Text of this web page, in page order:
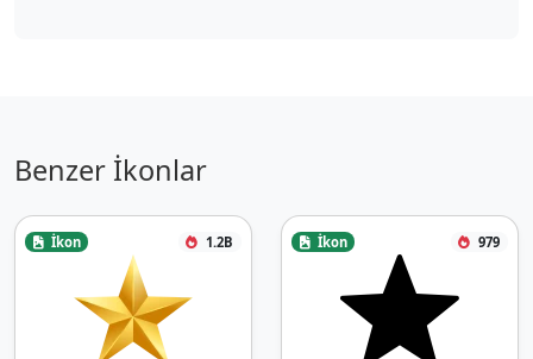
Benzer İkonlar
İkon 1.2B İkon 979